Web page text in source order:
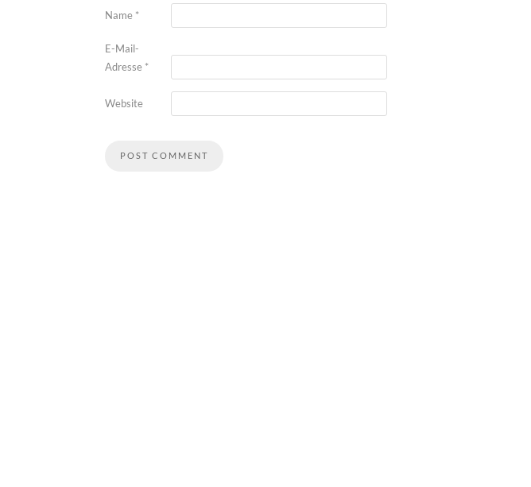
Name *
E-Mail-
Adresse *
Website